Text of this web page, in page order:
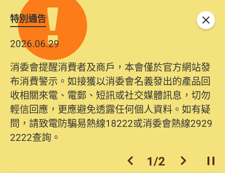
特別通告
2026.06.29
消委會提醒消費者及商戶，本會僅於官方網站發
布消費警示。如接獲以消委會名義發出的產品回
收相關來電、電郵、短訊或社交媒體訊息，切勿
輕信回應，更應避免透露任何個人資料。如有疑
問，請致電防騙易熱線18222或消委會熱線2929
2222查詢。
上一個
1/2 下一個開
關閉